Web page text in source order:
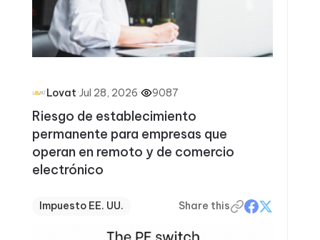
Lovat·Jul 28, 2026· 9087
Riesgo de establecimiento
permanente para empresas que
operan en remoto y de comercio
electrónico
Impuesto EE. UU. Share this